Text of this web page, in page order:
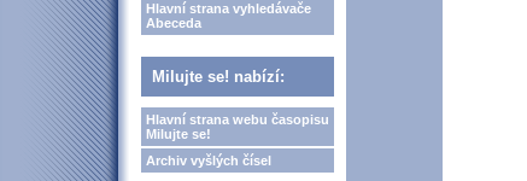
Hlavní strana vyhledávače
Abeceda
Milujte se! nabízí:
Hlavní strana webu časopisu
Milujte se!
Archiv vyšlých čísel